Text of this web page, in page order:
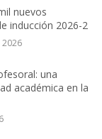
nuevos
inducción 2026-2
una
académica en la